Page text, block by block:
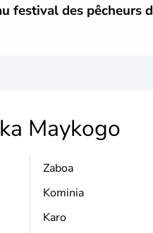
festival des pêcheurs
Maykogo
Zaboa
Kominia
Karo